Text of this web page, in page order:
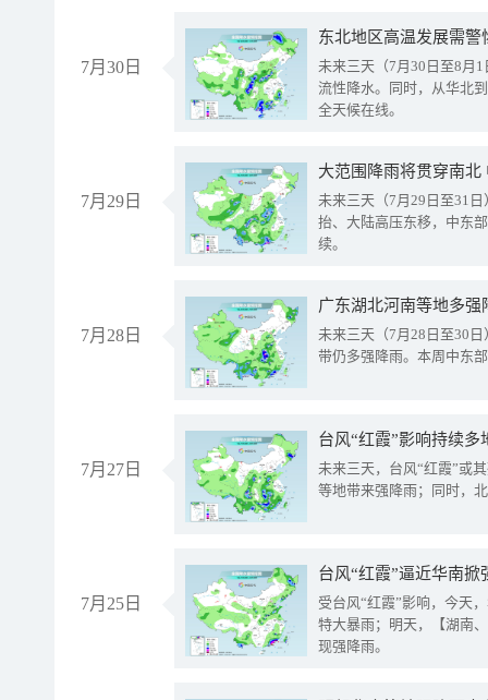
7月30日
东北地区高温发展需
未来三天（7月30日至8月
流性降水。同时，从华北
全天候在线。
7月29日
大范围降雨将贯穿南
未来三天（7月29日至31
抬、大陆高压东移，中东
续。
7月28日
广东湖北河南等地多
未来三天（7月28日至30
带仍多强降雨。本周中东
7月27日
台风“红霞”影响持续
未来三天，台风“红霞”或
等地带来强降雨；同时，
7月25日
台风“红霞”逼近华南
受台风“红霞”影响，今天
特大暴雨；明天，【湖南
现强降雨。